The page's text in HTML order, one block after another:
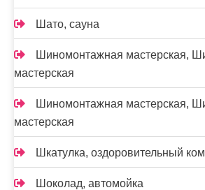
Шато, сауна
Шиномонтажная мастерская,
мастерская
Шиномонтажная мастерская,
мастерская
Шкатулка, оздоровительный
Шоколад, автомойка